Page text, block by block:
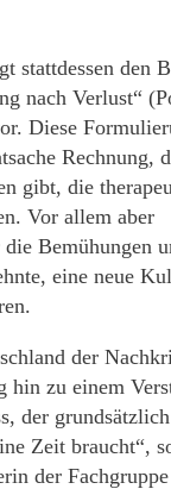
stattdessen den
nach Verlust“
Diese
Rechnung,
gibt, die
Vor allem aber
Bemühungen
eine neue
der
hin zu einem
der
Zeit braucht“,
der